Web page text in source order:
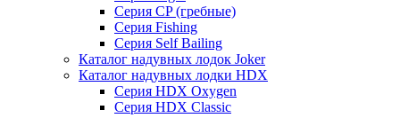
Серия CP (гребные)
Серия Fishing
Серия Self Bailing
Каталог надувных лодок Joker
Каталог надувных лодки HDX
Серия HDX Oxygen
Серия HDX Classic